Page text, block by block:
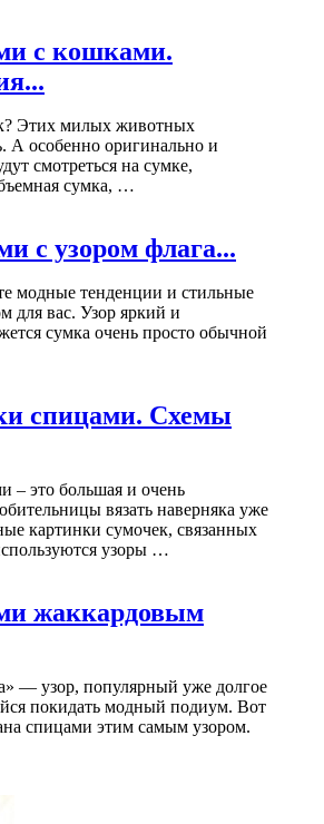
с кошками.
Этих милых животных
А особенно оригинально и
смотреться на сумке,
сумка, …
с узором флага...
модные тенденции и стильные
для вас. Узор яркий и
сумка очень просто обычной
спицами. Схемы
– это большая и очень
вязать наверняка уже
картинки сумочек, связанных
узоры …
жаккардовым
— узор, популярный уже долгое
покидать модный подиум. Вот
спицами этим самым узором.